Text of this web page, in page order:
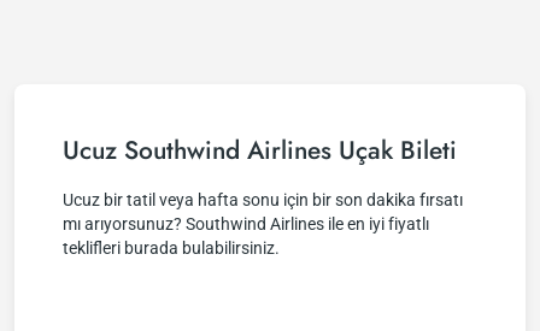
Ucuz Southwind Airlines Uçak Bileti
Ucuz bir tatil veya hafta sonu için bir son dakika fırsatı
mı arıyorsunuz? Southwind Airlines ile en iyi fiyatlı
teklifleri burada bulabilirsiniz.